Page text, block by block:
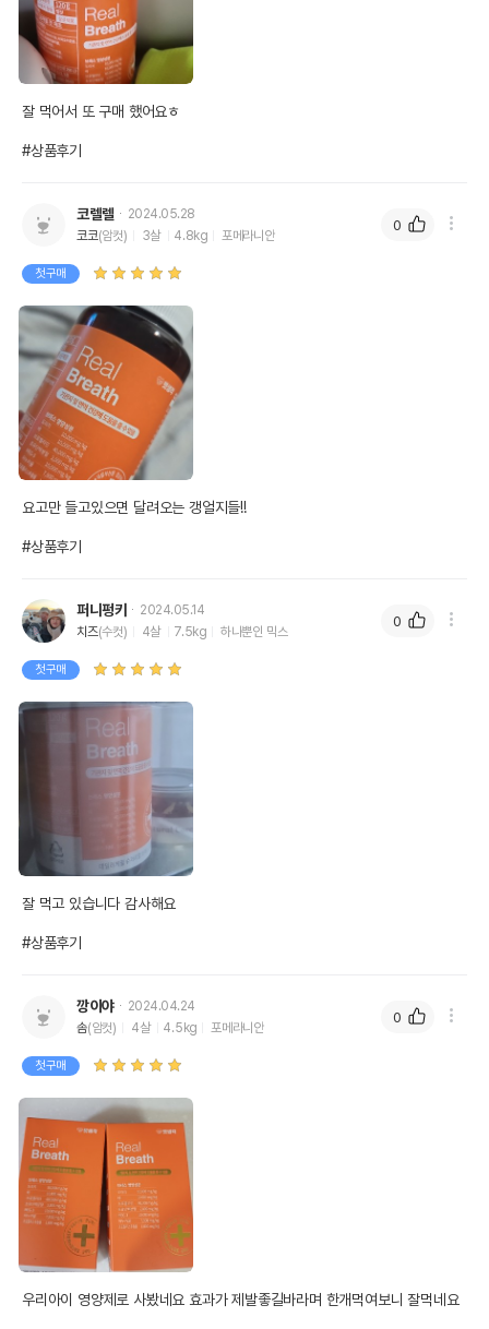
잘 먹어서 또 구매 했어요ㅎ
#상품후기
코렐렐
2024.05.28
코코(암컷) 3살 4.8kg 포메라니안
첫구매
요고만 들고있으면 달려오는 갱얼지들!!
#상품후기
0
퍼니펑키
2024.05.14
치즈(수컷) 4살 7.5kg 하나뿐인 믹스
첫구매
잘 먹고 있습니다 감사해요
#상품후기
0
깡이야
2024.04.24
솜(암컷) 4살 4.5kg 포메라니안
첫구매
우리아이 영양제로 사봤네요 효과가 제발좋길바라며 한개먹여보니 잘먹네요
0